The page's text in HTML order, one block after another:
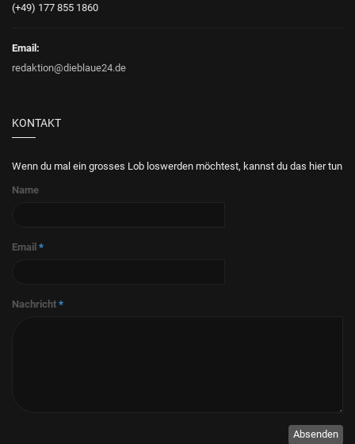
(+49) 177 855 1860
Email:
redaktion@dieblaue24.de
KONTAKT
Wenn du mal ein grosses Lob loswerden möchtest, kannst du das hier tun
Name
Email *
Nachricht *
Absenden